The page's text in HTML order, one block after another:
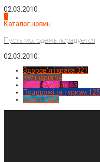
02.03.2010
Каталог новин
Пусть молодежь порадуется
02.03.2010
Здоров'я і краса 321
Кулінарія 94
Новинки моди 63
Подорожі та туризм 125
Спорт1224